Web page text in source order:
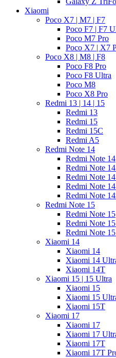
Xiaomi
Poco X7 | M7 | F7
Poco F7 | F7
Poco M7 Pro
Poco X7 | X7
Poco X8 | M8 | F8
Poco F8 Pro
Poco F8 Ultra
Poco M8
Poco X8 Pro
Redmi 13 | 14 | 15
Redmi 13
Redmi 15
Redmi 15C
Redmi A5
Redmi Note 14
Redmi Note 14
Redmi Note
Redmi Note
Redmi Note
Redmi Note
Redmi Note 15
Redmi Note 15
Redmi Note
Redmi Note
Xiaomi 14
Xiaomi 14
Xiaomi 14
Xiaomi 14T
Xiaomi 15 | 15 Ultra
Xiaomi 15
Xiaomi 15
Xiaomi 15T
Xiaomi 17
Xiaomi 17
Xiaomi 17
Xiaomi 17T
Xiaomi 17T